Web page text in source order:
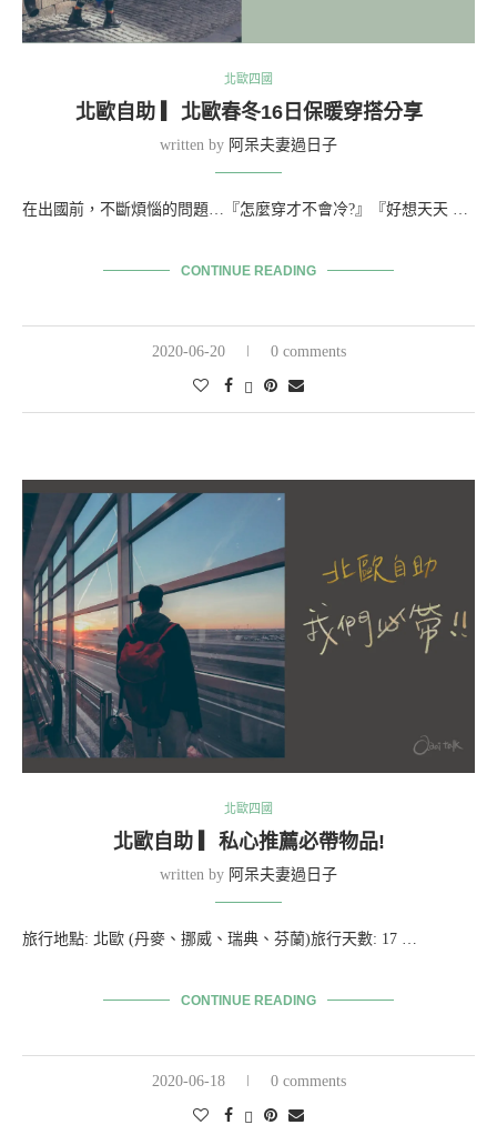
北歐四國
北歐自助 ▎北歐春冬16日保暖穿搭分享
written by 阿呆夫妻過日子
在出國前，不斷煩惱的問題…『怎麼穿才不會冷?』『好想天天 …
CONTINUE READING
2020-06-20 0 comments
北歐四國
北歐自助 ▎私心推薦必帶物品!
written by 阿呆夫妻過日子
旅行地點: 北歐 (丹麥、挪威、瑞典、芬蘭)旅行天數: 17 …
CONTINUE READING
2020-06-18 0 comments